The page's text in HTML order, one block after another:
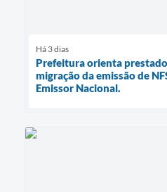
Há 3 dias
Prefeitura orienta
migração da emissão de
Emissor Nacional.